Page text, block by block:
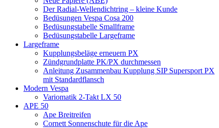
Der Radial-Wellendichtring – kleine Kunde
Bedüsungen Vespa Cosa 200
Bedüsungstabelle Smallframe
Bedüsungstabelle Largeframe
Largeframe
Kupplungsbeläge erneuern PX
Zündgrundplatte PK/PX durchmessen
Anleitung Zusammenbau Kupplung SIP Supersport PX
mit Standardflansch
Modern Vespa
Variomatik 2-Takt LX 50
APE 50
Ape Breitreifen
Cornett Sonnenschute für die Ape